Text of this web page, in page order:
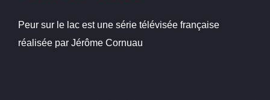
Peur sur le lac est une série télévisée française
réalisée par Jérôme Cornuau